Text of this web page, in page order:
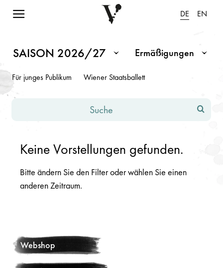
Navigation einblenden DE EN
Webshop
Spielplan Saison 2026/2027
Hinweis: Änderungen in den Eingabefeldern oder Dropdowns
SAISON 2026/27 Ermäßigungen
Für junges Publikum Wiener Staatsballett
Keine Vorstellungen gefunden.
Bitte ändern Sie den Filter oder wählen Sie einen
anderen Zeitraum.